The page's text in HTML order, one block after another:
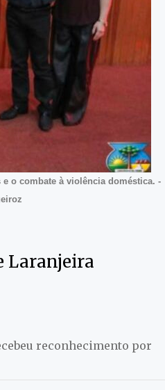
o combate à violência doméstica. -
Laranjeira
reconhecimento por